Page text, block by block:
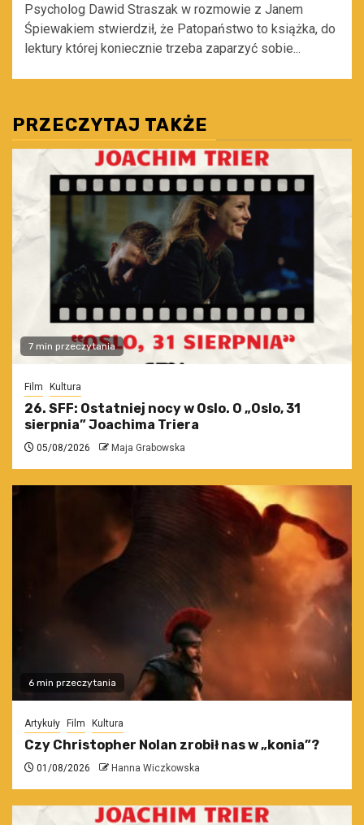
Psycholog Dawid Straszak w rozmowie z Janem
Śpiewakiem stwierdził, że Patopaństwo to książka, do
lektury której koniecznie trzeba zaparzyć sobie...
PRZECZYTAJ TAKŻE
7 min przeczytania
Film Kultura
26. SFF: Ostatniej nocy w Oslo. O „Oslo, 31
sierpnia” Joachima Triera
05/08/2026 Maja Grabowska
6 min przeczytania
Artykuły Film Kultura
Czy Christopher Nolan zrobił nas w „konia”?
01/08/2026 Hanna Wiczkowska